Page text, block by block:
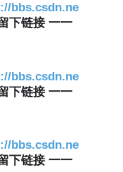
bbs.csdn.ne
留下链接 一一
bbs.csdn.ne
留下链接 一一
bbs.csdn.ne
留下链接 一一